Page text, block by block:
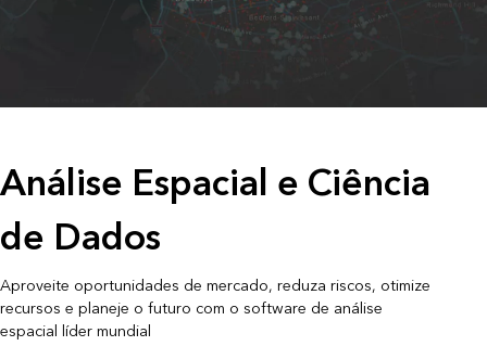
Análise Espacial e Ciência
de Dados
Aproveite oportunidades de mercado, reduza riscos, otimize
recursos e planeje o futuro com o software de análise
espacial líder mundial